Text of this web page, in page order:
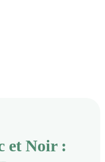
et Noir :